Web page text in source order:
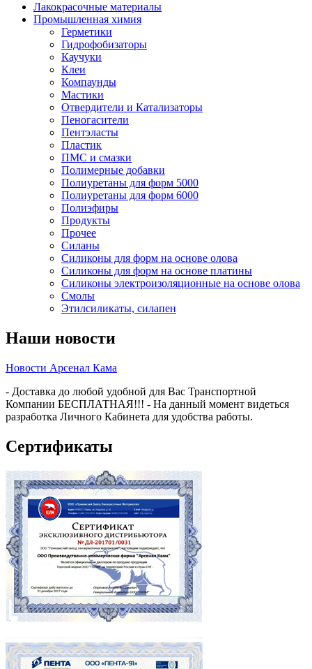
Лакокрасочные материалы
Промышленная химия
Герметики
Гидрофобизаторы
Каучуки
Клеи
Компаунды
Мастики
Отвердители и Катализаторы
Пеногасители
Пентэласты
Пластик
ПМС и смазки
Полимерные добавки
Полиуретаны для форм 5000
Полиуретаны для форм 6000
Полиэфиры
Продукты
Прочее
Силаны
Силиконы для форм на основе олова
Силиконы для форм на основе платины
Силиконы электроизоляционные на основе олова
Смолы
Этилсиликаты, силапен
Наши новости
Новости Арсенал Кама
- Доставка до любой удобной для Вас Транспортной
Компании БЕСПЛАТНАЯ!!! - На данный момент видеться
разработка Личного Кабинета для удобства работы.
Сертификаты